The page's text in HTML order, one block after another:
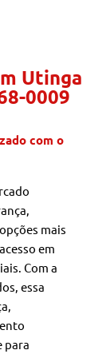
Utinga
0009
com o
opções mais
em
Com a
essa
para